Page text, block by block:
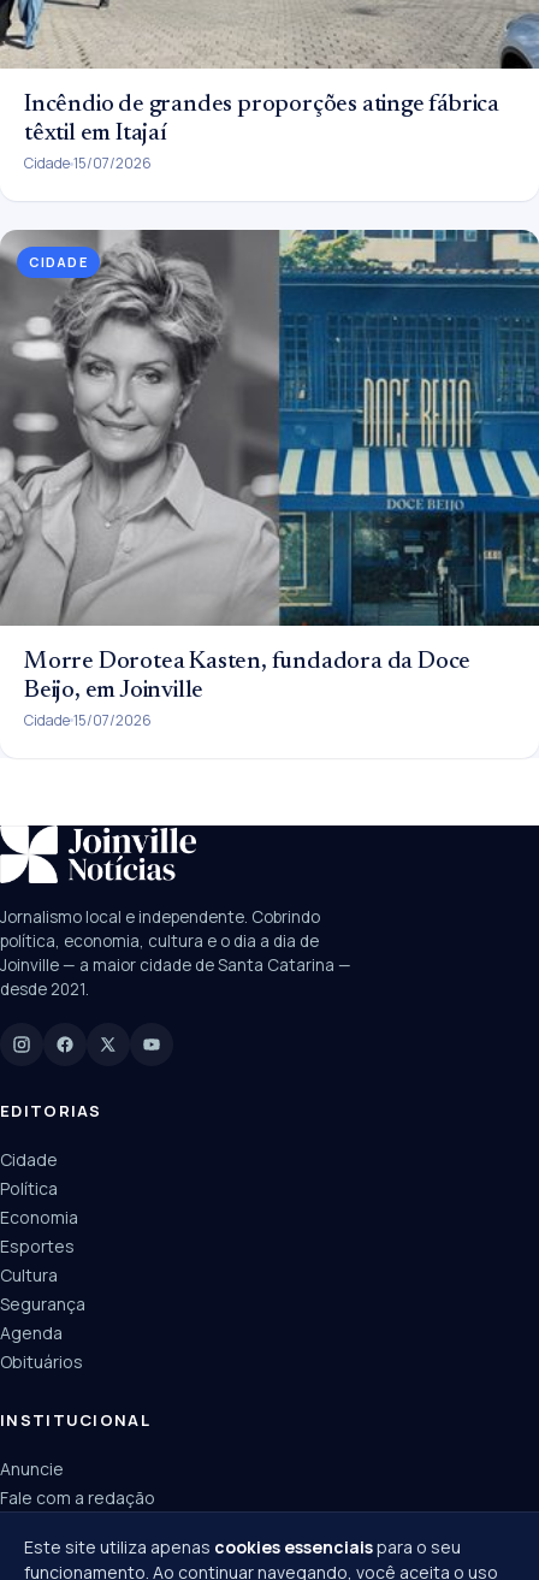
Incêndio de grandes proporções atinge fábrica
têxtil em Itajaí
Cidade15/07/2026
CIDADE
Morre Dorotea Kasten, fundadora da Doce
Beijo, em Joinville
Cidade15/07/2026
SUGESTÕES: JEC
Câmara
UPA Sul
Manchetes, colunistas e editorias do JN
Jornalismo local e independente. Cobrindo
política, economia, cultura e o dia a dia de
Joinville — a maior cidade de Santa Catarina —
desde 2021.
EDITORIAS
Cidade
Política
Economia
Esportes
Cultura
Segurança
Agenda
Obituários
INSTITUCIONAL
Anuncie
Fale com a redação
Este site utiliza apenas cookies essenciaispara o seu
funcionamento. Ao continuar navegando, você aceita o uso